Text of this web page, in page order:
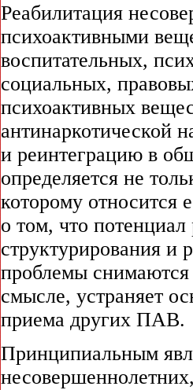
Реабилитация
психоактивными
воспитательных,
социальных,
психоактивных
антинаркотической
и реинтеграцию в
определяется не
которому относится
о том, что
структурирования и
проблемы
смысле, устраняет
приема других ПАВ.
Принципиальным